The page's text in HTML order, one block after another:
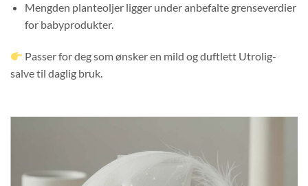
Mengden planteoljer ligger under anbefalte grenseverdier
for babyprodukter.
Passer for deg som ønsker en mild og duftlett Utrolig-
salve til daglig bruk.